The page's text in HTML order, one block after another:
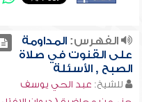
الفهرس:المداومة
على القنوت في صلاة
الصبح , الأسئلة
للشيخ: عبد الحي يوسف